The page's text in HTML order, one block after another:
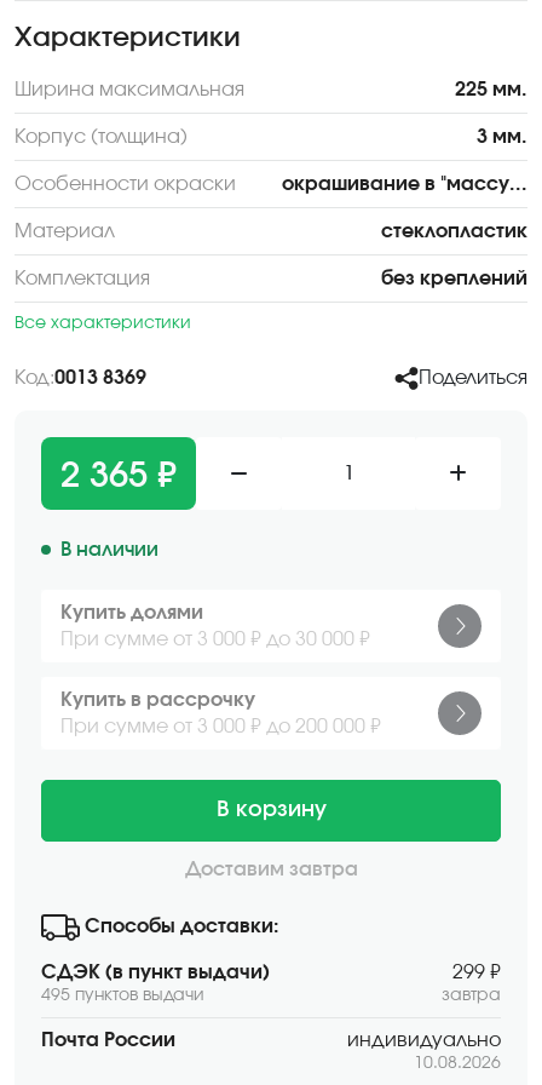
Характеристики
Ширина максимальная 225 мм.
Корпус (толщина) 3 мм.
Особенности окраски окрашивание в "массу...
Материал стеклопластик
Комплектация без креплений
Все характеристики
Код:0013 8369 Поделиться
2 365 ₽
В наличии
Купить долями
При сумме от 3 000 ₽ до 30 000 ₽
Купить в рассрочку
При сумме от 3 000 ₽ до 200 000 ₽
В корзину
Доставим завтра
Способы доставки:
СДЭК (в пункт выдачи)
495 пунктов выдачи
299 ₽
завтра
Почта России индивидуально
10.08.2026